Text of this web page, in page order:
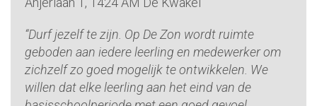
“Durf jezelf te zijn. Op De Zon wordt ruimte
geboden aan iedere leerling en medewerker om
zichzelf zo goed mogelijk te ontwikkelen. We
willen dat elke leerling aan het eind van de